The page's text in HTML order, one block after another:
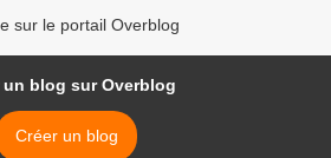
sur le portail Overblog
un blog sur Overblog
Créer un blog